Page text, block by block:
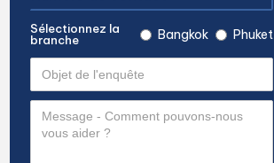
Sélectionnez la
branche
Bangkok Phuket